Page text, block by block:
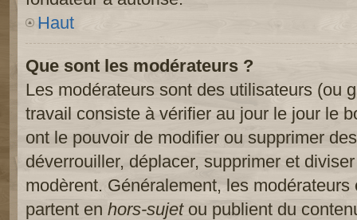
Haut
Que sont les modérateurs ?
Les modérateurs sont des utilisateurs (ou
travail consiste à vérifier au jour le jour le
ont le pouvoir de modifier ou supprimer
déverrouiller, déplacer, supprimer et
modèrent. Généralement, les
partent en hors-sujetou publient du